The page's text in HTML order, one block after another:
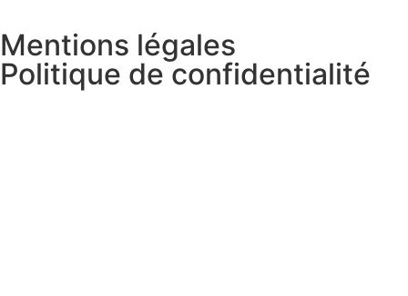
Mentions légales
Politique de confidentialité